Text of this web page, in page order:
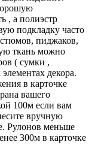
, а полиэстр
подкладку часто
пиджаков,
ткань можно
( сумки ,
декора.
в карточке
вашего
100м если вам
вручную
Рулонов меньше
300м в карточке